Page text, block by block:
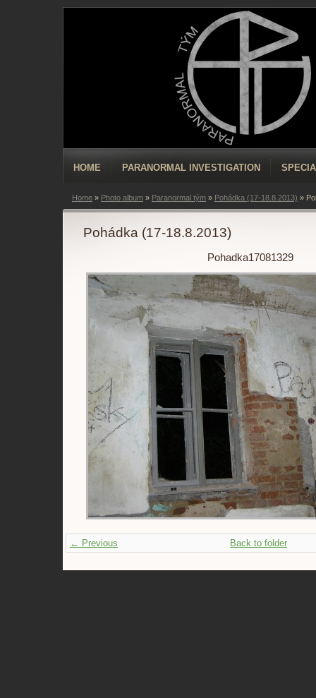
HOME PARANORMAL INVESTIGATION
Home » Photo album » Paranormal tým » Pohádka (17-18.8.2013) »
Pohádka (17-18.8.2013)
Pohadka17081329
← Previous Back to folder